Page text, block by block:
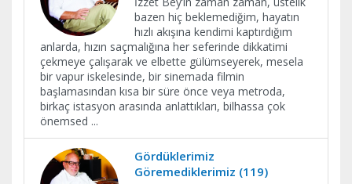
bazen hiç beklemediğim, hayatın
hızlı akışına kendimi kaptırdığım
anlarda, hızın saçmalığına her seferinde dikkatimi
çekmeye çalışarak ve elbette gülümseyerek, mesela
bir vapur iskelesinde, bir sinemada filmin
başlamasından kısa bir süre önce veya metroda,
birkaç istasyon arasında anlattıkları, bilhassa çok
önemsed ...
Gördüklerimiz
Göremediklerimiz (119)